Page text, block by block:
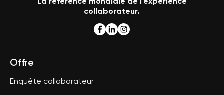
collaborateur.
Offre
Enquête collaborateur